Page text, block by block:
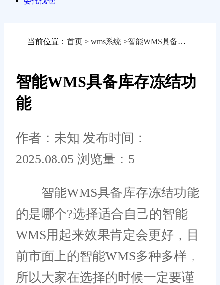
当前位置： 首页 > wms系统 >智能WMS具备库存冻结功能
智能WMS具备库存冻结功
能
作者：未知 发布时间：
2025.08.05 浏览量：5
智能WMS具备库存冻结功能
的是哪个?选择适合自己的智能
WMS用起来效果肯定会更好，目
前市面上的智能WMS多种多样，
所以大家在选择的时候一定要谨